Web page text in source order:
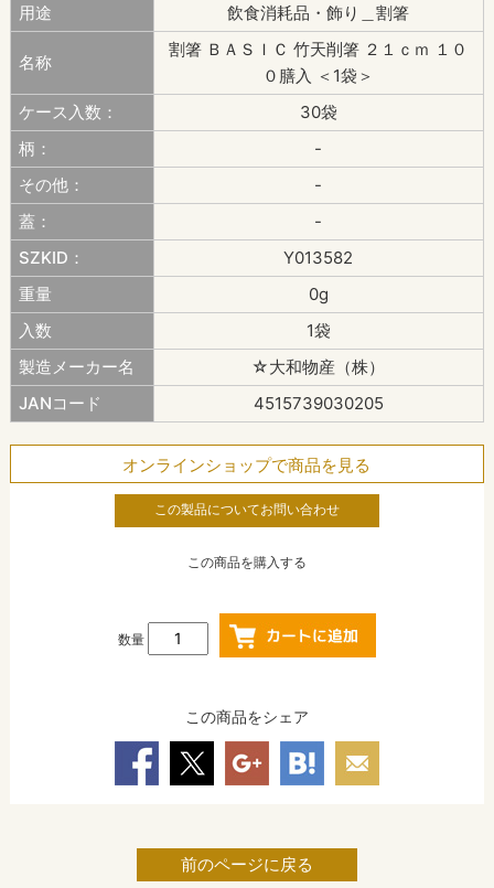
用途
飲食消耗品・飾り＿割箸
名称
割箸 ＢＡＳＩＣ 竹天削箸 ２１ｃｍ １０
０膳入 ＜1袋＞
ケース入数：
30袋
柄：
-
その他：
-
蓋：
-
SZKID：
Y013582
重量
0g
入数
1袋
製造メーカー名
☆大和物産（株）
JANコード
4515739030205
オンラインショップで商品を見る
この製品についてお問い合わせ
この商品を購入する
数量
この商品をシェア
前のページに戻る